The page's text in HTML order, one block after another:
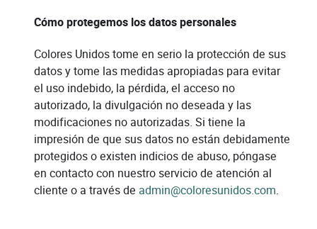
Cómo protegemos los datos personales
Colores Unidos tome en serio la protección de sus
datos y tome las medidas apropiadas para evitar
el uso indebido, la pérdida, el acceso no
autorizado, la divulgación no deseada y las
modificaciones no autorizadas. Si tiene la
impresión de que sus datos no están debidamente
protegidos o existen indicios de abuso, póngase
en contacto con nuestro servicio de atención al
cliente o a través de admin@coloresunidos.com.